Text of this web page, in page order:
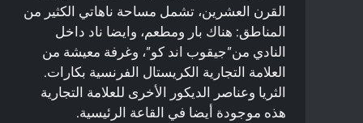
القرن العشرين، تشمل مساحة ناهاتي الكثير من
المناطق: هناك بار ومطعم، وايضا ناد داخل
النادي من”جيقوب اند كو”، وغرفة معيشة من
العلامة التجارية الكريستال الفرنسية بكارات.
الثريا وعناصر الديكور الأخرى للعلامة التجارية
هذه موجودة أيضا في القاعة الرئيسية.